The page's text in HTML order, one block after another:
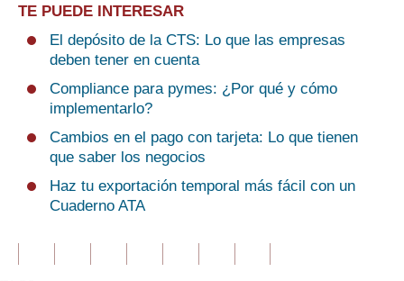
TE PUEDE INTERESAR
El depósito de la CTS: Lo que las empresas
deben tener en cuenta
Compliance para pymes: ¿Por qué y cómo
implementarlo?
Cambios en el pago con tarjeta: Lo que tienen
que saber los negocios
Haz tu exportación temporal más fácil con un
Cuaderno ATA